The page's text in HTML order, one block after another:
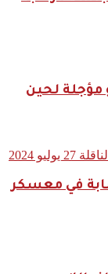
مؤجلة لحين
في معسكر